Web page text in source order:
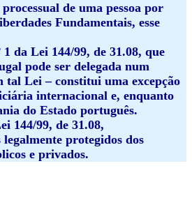
de uma pessoa por
Fundamentais, esse
da Lei 144/99, de 31.08, que
pode ser delegada num
tal Lei – constitui uma excepção
internacional e, enquanto
do Estado português.
144/99, de 31.08,
protegidos dos
e privados.